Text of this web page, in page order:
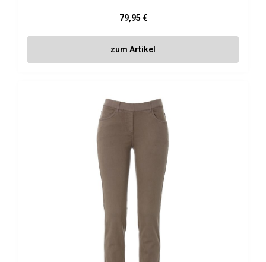
Regulärer Preis:
79,95 €
zum Artikel